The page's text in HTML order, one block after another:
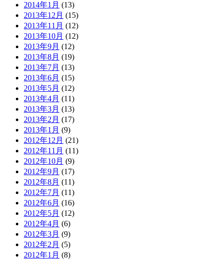
2014年1月 (13)
2013年12月 (15)
2013年11月 (12)
2013年10月 (12)
2013年9月 (12)
2013年8月 (19)
2013年7月 (13)
2013年6月 (15)
2013年5月 (12)
2013年4月 (11)
2013年3月 (13)
2013年2月 (17)
2013年1月 (9)
2012年12月 (21)
2012年11月 (11)
2012年10月 (9)
2012年9月 (17)
2012年8月 (11)
2012年7月 (11)
2012年6月 (16)
2012年5月 (12)
2012年4月 (6)
2012年3月 (9)
2012年2月 (5)
2012年1月 (8)